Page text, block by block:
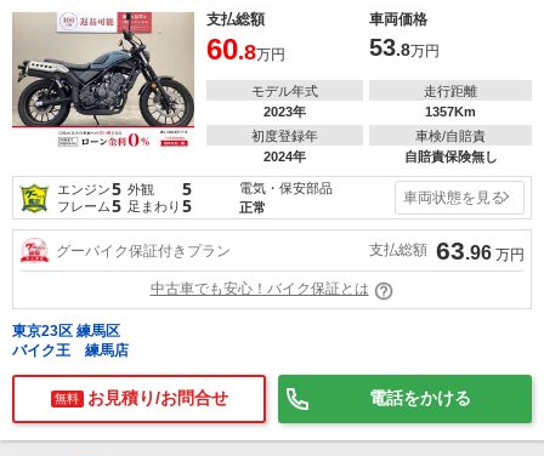
支払総額
車両価格
60.8万円 53.8万円
モデル年式
2023年
走行距離
1357Km
初度登録年
2024年
車検/自賠責
自賠責保険無し
エンジン5 外観 5
フレーム5 足まわり 5
電気・保安部品
正常
車両状態を見る
グーバイク保証付きプラン 支払総額 63.96 万円
中古車でも安心！バイク保証とは
東京23区 練馬区
バイク王 練馬店
無料 お見積り/お問合せ 電話をかける